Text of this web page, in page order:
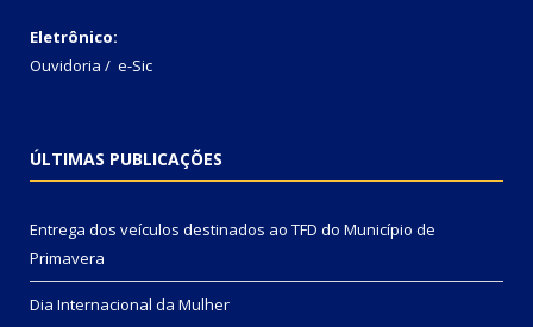
Eletrônico:
Ouvidoria / e-Sic
ÚLTIMAS PUBLICAÇÕES
Entrega dos veículos destinados ao TFD do Município de
Primavera
Dia Internacional da Mulher